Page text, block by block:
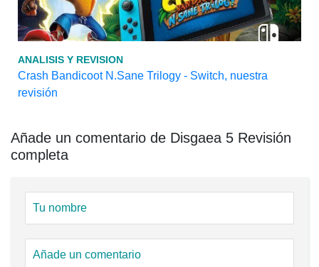
ANALISIS Y REVISION
Crash Bandicoot N.Sane Trilogy - Switch, nuestra
revisión
Añade un comentario de Disgaea 5 Revisión
completa